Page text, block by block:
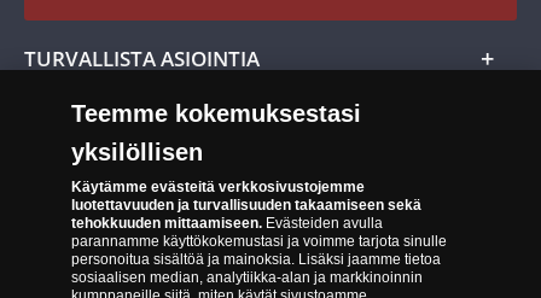
Evästeet Suomen Monetan verkkokaupassa
Saavutettavuusseloste
TURVALLISTA ASIOINTIA
Turvallinen kumppani
Aitous- ja laatutakuu
14 päivän palautusoikeus
Teemme kokemuksestasi
yksilöllisen
Käytämme evästeitä verkkosivustojemme
luotettavuuden ja turvallisuuden takaamiseen sekä
tehokkuuden mittaamiseen.Evästeiden avulla
parannamme käyttökokemustasi ja voimme tarjota sinulle
personoitua sisältöä ja mainoksia. Lisäksi jaamme tietoa
sosiaalisen median, analytiikka-alan ja markkinoinnin